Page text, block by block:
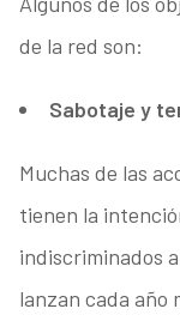
de la red son:
Sabotaje y
Muchas de las
tienen la
indiscriminados
lanzan cada año